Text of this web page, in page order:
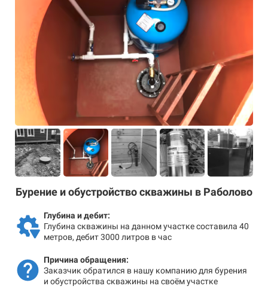
Бурение и обустройство скважины в Раболово
Глубина и дебит:
Глубина скважины на данном участке составила 40
метров, дебит 3000 литров в час
Причина обращения:
Заказчик обратился в нашу компанию для бурения
и обустройства скважины на своём участке